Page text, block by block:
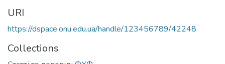
URI
https://dspace.onu.edu.ua/handle/123456789/42248
Collections